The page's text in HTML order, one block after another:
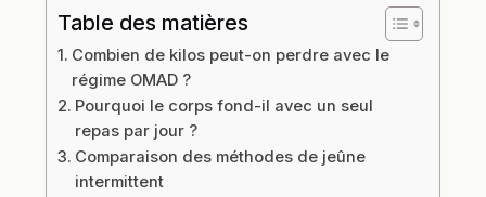
Table des matières
Combien de kilos peut-on perdre avec le
régime OMAD ?
Pourquoi le corps fond-il avec un seul
repas par jour ?
Comparaison des méthodes de jeûne
intermittent